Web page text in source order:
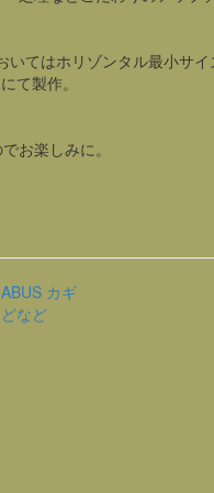
いてはホリゾンタル最小サイ
て製作。
お楽しみに。
カギ
など